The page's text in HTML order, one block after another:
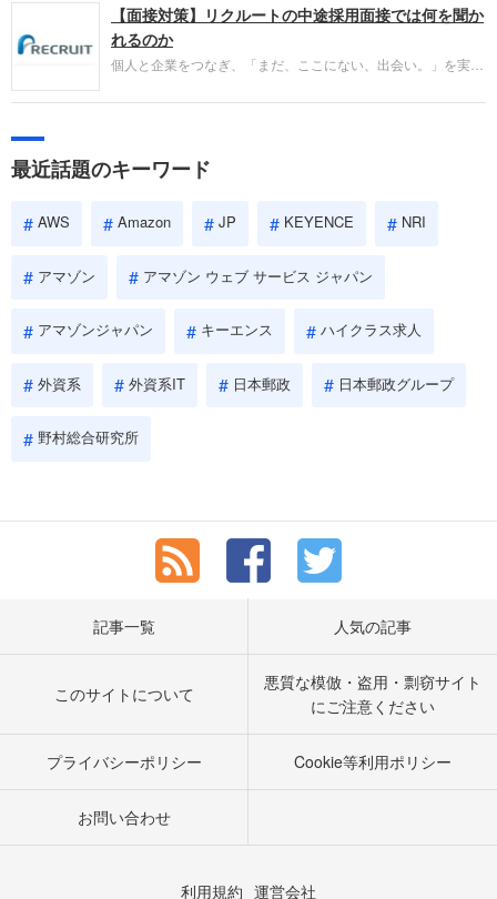
ネ」の転職エージェントがお勧めするイチオシ企業
IBMです。採用面接対策の企業研究にご活用くださ
い。
【面接対策】リクルートの中途採用面接では何を聞か
れるのか
個人と企業をつなぎ、「まだ、ここにない、出会い。」を実現
やこれまでの成果を具体的に問われるほか、「人間性」も評価
しょう。
最近話題のキーワード
AWS Amazon JP KEYENCE NRI
アマゾン アマゾン ウェブ サービス ジャパン
アマゾンジャパン キーエンス ハイクラス求人
外資系 外資系IT 日本郵政 日本郵政グループ
野村総合研究所
記事一覧 人気の記事
このサイトについて
悪質な模倣・盗用・剽窃サイト
にご注意ください
プライバシーポリシー Cookie等利用ポリシー
お問い合わせ
利用規約 運営会社